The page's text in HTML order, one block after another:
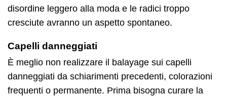
disordine leggero alla moda e le radici troppo
cresciute avranno un aspetto spontaneo.
Capelli danneggiati
È meglio non realizzare il balayage sui capelli
danneggiati da schiarimenti precedenti, colorazioni
frequenti o permanente. Prima bisogna curare la